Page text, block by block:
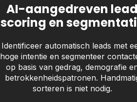
AI-aangedreven
scoring en
Identificeer automatisch leads met
hoge intentie en segmenteer
op basis van gedrag, demografie
betrokkenheidspatronen.
sorteren is niet nodig.